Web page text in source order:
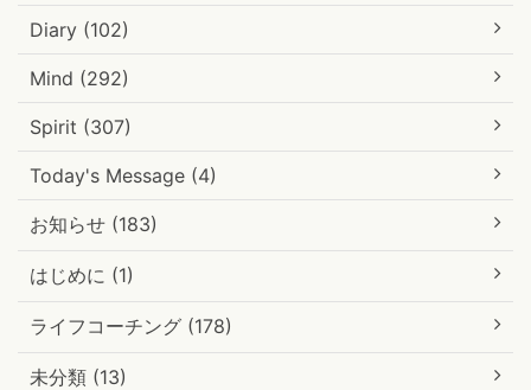
Diary (102)
Mind (292)
Spirit (307)
Today's Message (4)
お知らせ (183)
はじめに (1)
ライフコーチング (178)
未分類 (13)